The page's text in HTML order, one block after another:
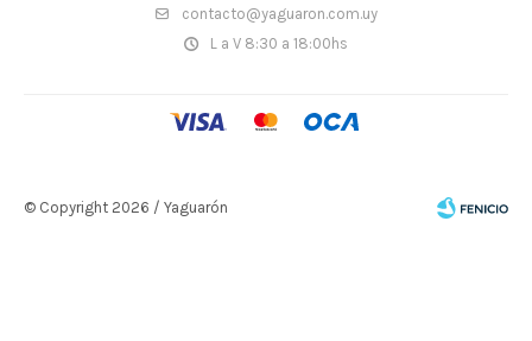
contacto@yaguaron.com.uy
L a V 8:30 a 18:00hs
© Copyright 2026 / Yaguarón